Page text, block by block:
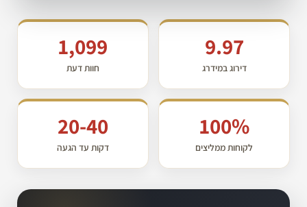
9.97
דירוג במידרג
1,099
חוות דעת
100%
לקוחות ממליצים
20-40
דקות עד הגעה